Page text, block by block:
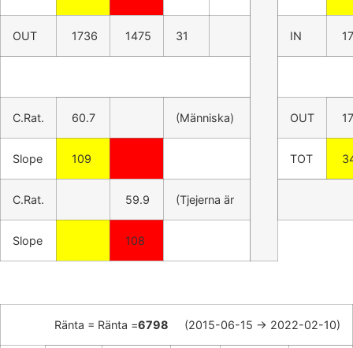
OUT 1736 1475 31 IN
C.Rat. 60.7 (Människa) OUT
Slope 109 TOT
C.Rat. 59.9 (Tjejerna är
Slope 108
Ränta = Ränta =6798 (2015-06-15 -> 2022-02-10)